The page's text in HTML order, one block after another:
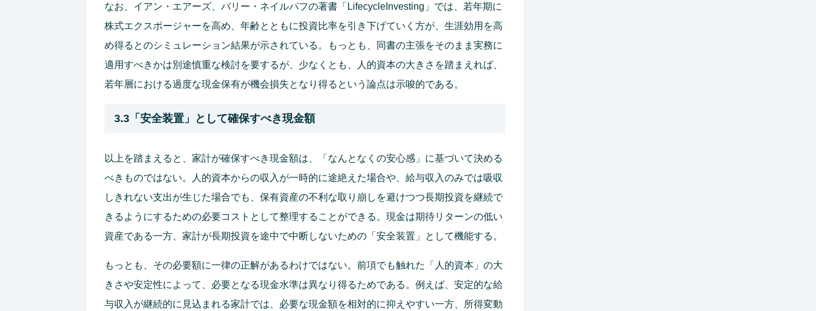
なお、イアン・エアーズ、バリー・ネイルパフの著書「LifecycleInvesting」では、若年期に
株式エクスポージャーを高め、年齢とともに投資比率を引き下げていく方が、生涯効用を高
め得るとのシミュレーション結果が示されている。もっとも、同書の主張をそのまま実務に
適用すべきかは別途慎重な検討を要するが、少なくとも、人的資本の大きさを踏まえれば、
若年層における過度な現金保有が機会損失となり得るという論点は示唆的である。
3.3「安全装置」として確保すべき現金額
以上を踏まえると、家計が確保すべき現金額は、「なんとなくの安心感」に基づいて決める
べきものではない。人的資本からの収入が一時的に途絶えた場合や、給与収入のみでは吸収
しきれない支出が生じた場合でも、保有資産の不利な取り崩しを避けつつ長期投資を継続で
きるようにするための必要コストとして整理することができる。現金は期待リターンの低い
資産である一方、家計が長期投資を途中で中断しないための「安全装置」として機能する。
もっとも、その必要額に一律の正解があるわけではない。前項でも触れた「人的資本」の大
きさや安定性によって、必要となる現金水準は異なり得るためである。例えば、安定的な給
与収入が継続的に見込まれる家計では、必要な現金額を相対的に抑えやすい一方、所得変動